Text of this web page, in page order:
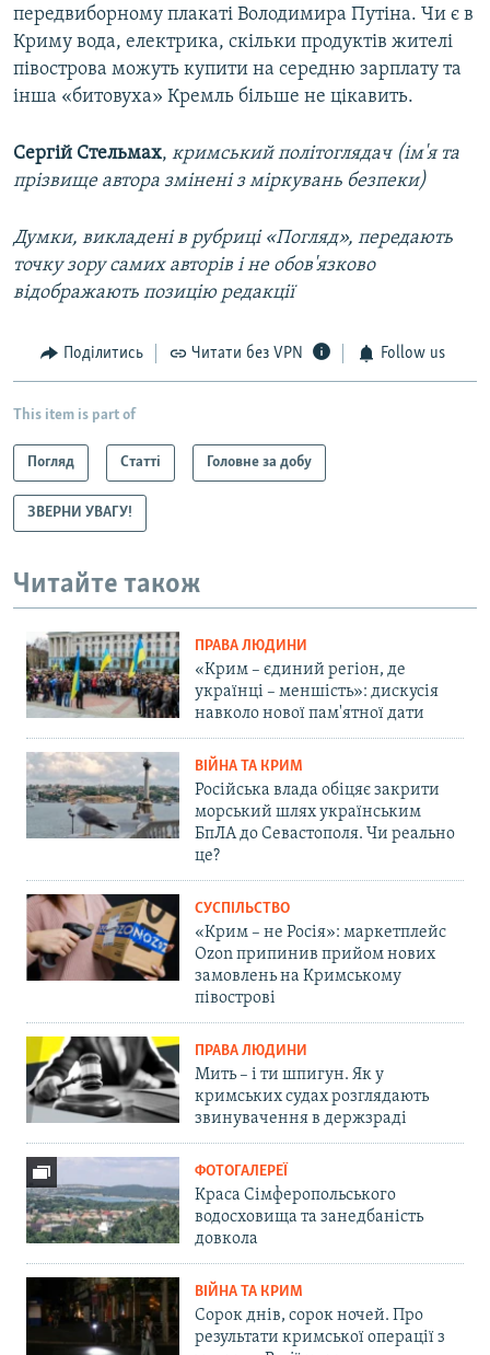
передвиборному плакаті Володимира Путіна. Чи є в
Криму вода, електрика, скільки продуктів жителі
півострова можуть купити на середню зарплату та
інша «битовуха» Кремль більше не цікавить.
Сергій Стельмах, кримський політоглядач (ім'я та
прізвище автора змінені з міркувань безпеки)
Думки, викладені в рубриці «Погляд», передають
точку зору самих авторів і не обов'язково
відображають позицію редакції
Поділитись Читати без VPN Follow us
This item is part of
Погляд Статті Головне за добу
ЗВЕРНИ УВАГУ!
Читайте також
ПРАВА ЛЮДИНИ
«Крим – єдиний регіон, де
українці – меншість»: дискусія
навколо нової пам'ятної дати
ВІЙНА ТА КРИМ
Російська влада обіцяє закрити
морський шлях українським
БпЛА до Севастополя. Чи реально
це?
СУСПІЛЬСТВО
«Крим – не Росія»: маркетплейс
Ozon припинив прийом нових
замовлень на Кримському
півострові
ПРАВА ЛЮДИНИ
Мить – і ти шпигун. Як у
кримських судах розглядають
звинувачення в держзраді
ФОТОГАЛЕРЕЇ
Краса Сімферопольського
водосховища та занедбаність
довкола
ВІЙНА ТА КРИМ
Сорок днів, сорок ночей. Про
результати кримської операції з